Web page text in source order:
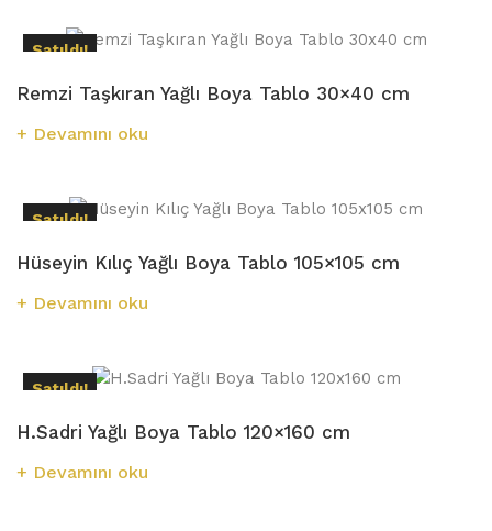
Satıldı!
Remzi Taşkıran Yağlı Boya Tablo 30×40 cm
Devamını oku
Satıldı!
Hüseyin Kılıç Yağlı Boya Tablo 105×105 cm
Devamını oku
Satıldı!
H.Sadri Yağlı Boya Tablo 120×160 cm
Devamını oku